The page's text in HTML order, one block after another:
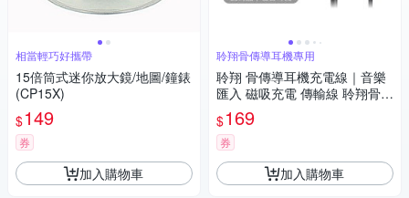
相當輕巧好攜帶
15倍筒式迷你放大鏡/地圖/鐘錶
(CP15X)
$149
券
加入購物車
聆翔骨傳導耳機專用
聆翔 骨傳導耳機充電線｜音樂
匯入 磁吸充電 傳輸線 聆翔骨傳
導耳機系列專用
$169
券
加入購物車